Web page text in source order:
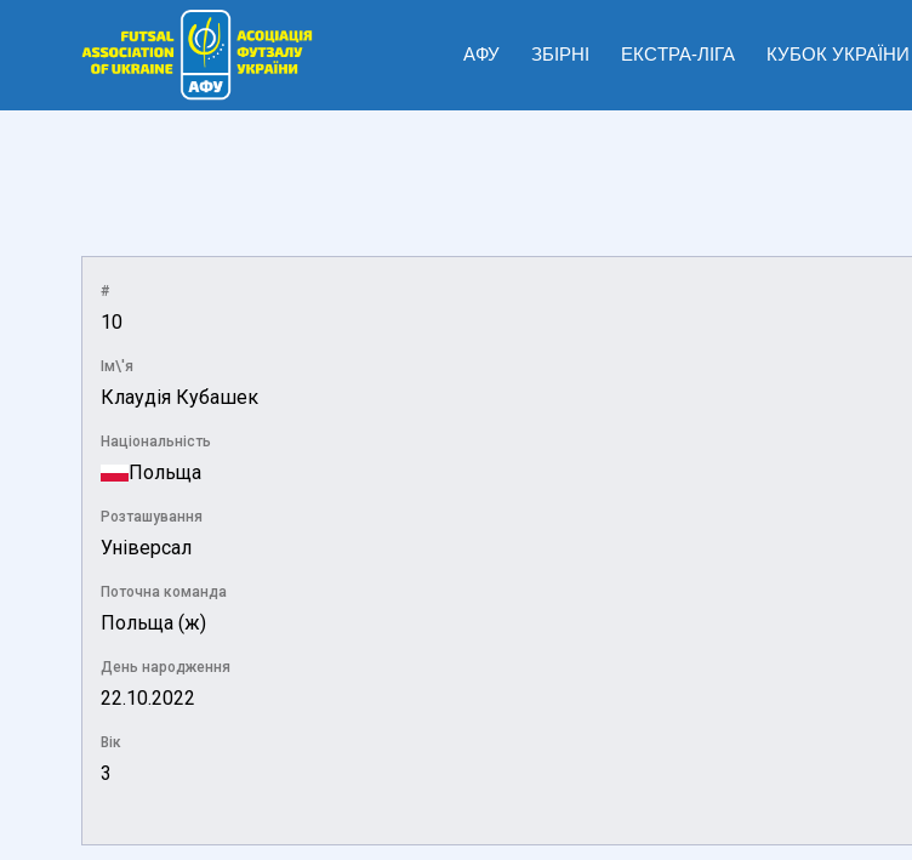
АФУ ЗБІРНІ ЕКСТРА-ЛІГА КУБОК УКРАЇНИ
#
10
Ім\'я
Клаудія Кубашек
Національність
Польща
Розташування
Універсал
Поточна команда
Польща (ж)
День народження
22.10.2022
Вік
3